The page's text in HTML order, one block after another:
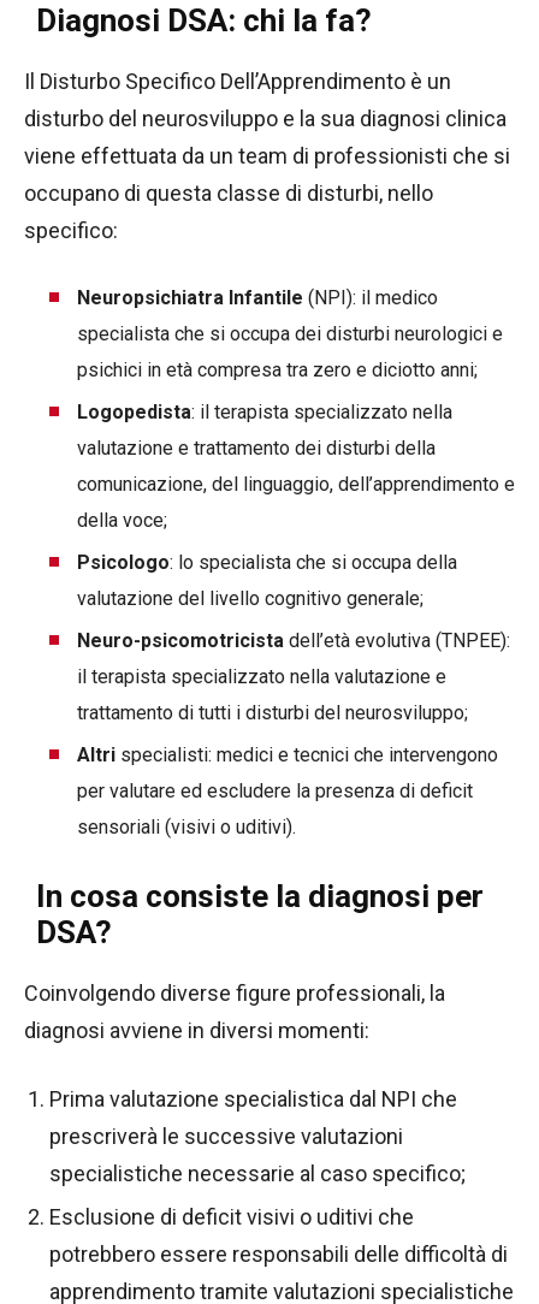
Diagnosi DSA: chi la fa?
Il Disturbo Specifico Dell’Apprendimento è un
disturbo del neurosviluppo e la sua diagnosi clinica
viene effettuata da un team di professionisti che si
occupano di questa classe di disturbi, nello
specifico:
Neuropsichiatra Infantile (NPI): il medico
specialista che si occupa dei disturbi neurologici e
psichici in età compresa tra zero e diciotto anni;
Logopedista: il terapista specializzato nella
valutazione e trattamento dei disturbi della
comunicazione, del linguaggio, dell’apprendimento e
della voce;
Psicologo: lo specialista che si occupa della
valutazione del livello cognitivo generale;
Neuro-psicomotricista dell’età evolutiva (TNPEE):
il terapista specializzato nella valutazione e
trattamento di tutti i disturbi del neurosviluppo;
Altri specialisti: medici e tecnici che intervengono
per valutare ed escludere la presenza di deficit
sensoriali (visivi o uditivi).
In cosa consiste la diagnosi per
DSA?
Coinvolgendo diverse figure professionali, la
diagnosi avviene in diversi momenti:
Prima valutazione specialistica dal NPI che
prescriverà le successive valutazioni
specialistiche necessarie al caso specifico;
Esclusione di deficit visivi o uditivi che
potrebbero essere responsabili delle difficoltà di
apprendimento tramite valutazioni specialistiche